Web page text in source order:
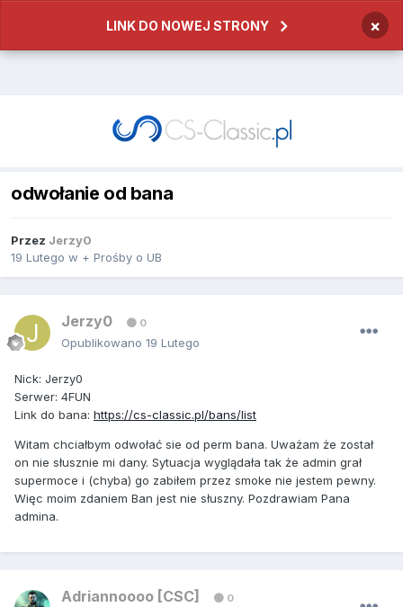
LINK DO NOWEJ STRONY ×
odwołanie od bana
Przez Jerzy0
19 Lutego w + Prośby o UB
Jerzy0 0
Opublikowano 19 Lutego
Nick: Jerzy0
Serwer: 4FUN
Link do bana: https://cs-classic.pl/bans/list
Witam chciałbym odwołać sie od perm bana. Uważam że został
on nie słusznie mi dany. Sytuacja wyglądała tak że admin grał
supermoce i (chyba) go zabiłem przez smoke nie jestem pewny.
Więc moim zdaniem Ban jest nie słuszny. Pozdrawiam Pana
admina.
Adriannoooo [CSC] 0